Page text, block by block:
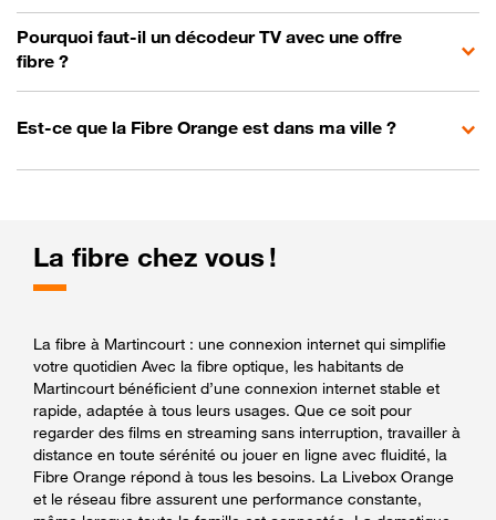
Pourquoi faut-il un décodeur TV avec une offre
fibre ?
Est-ce que la Fibre Orange est dans ma ville ?
La fibre chez vous !
La fibre à Martincourt : une connexion internet qui simplifie
votre quotidien Avec la fibre optique, les habitants de
Martincourt bénéficient d’une connexion internet stable et
rapide, adaptée à tous leurs usages. Que ce soit pour
regarder des films en streaming sans interruption, travailler à
distance en toute sérénité ou jouer en ligne avec fluidité, la
Fibre Orange répond à tous les besoins. La Livebox Orange
et le réseau fibre assurent une performance constante,